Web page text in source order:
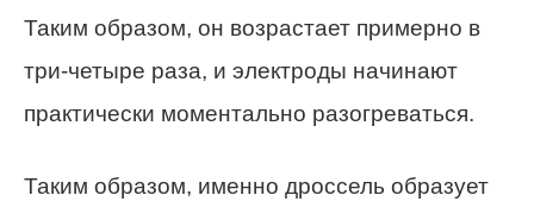
Таким образом, он возрастает примерно в
три-четыре раза, и электроды начинают
практически моментально разогреваться.
Таким образом, именно дроссель образует